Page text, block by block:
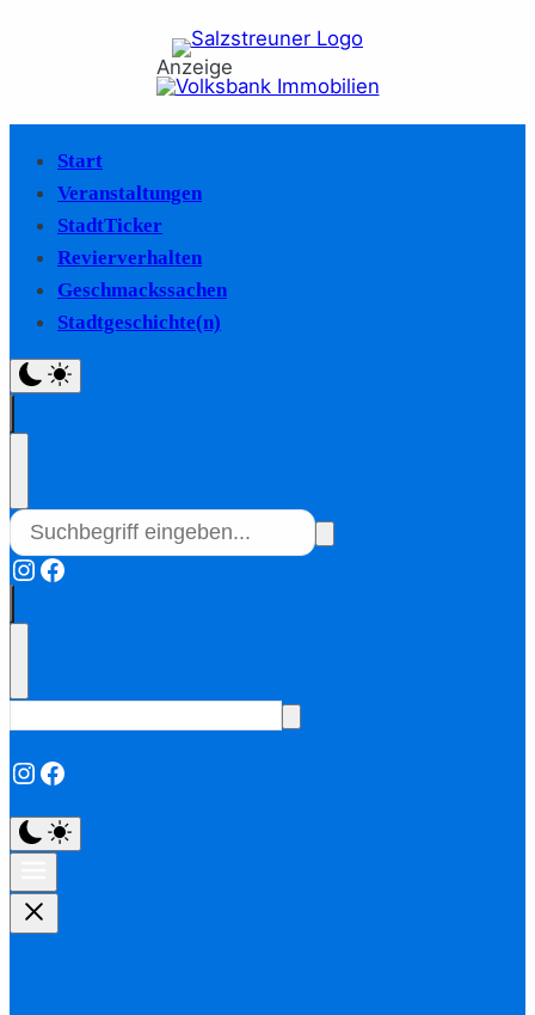
Anzeige
Start
Veranstaltungen
StadtTicker
Revierverhalten
Geschmackssachen
Stadtgeschichte(n)
Instagram
Facebook
Instagram
Facebook